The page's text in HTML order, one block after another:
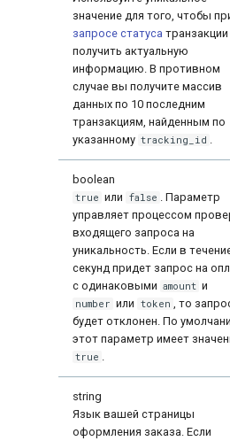
значение для того, чтобы
запросе статуса транзакции
получить актуальную
информацию. В противном
случае вы получите массив
данных по 10 последним
транзакциям, найденным по
указанному tracking_id
boolean
true или false
. Параметр
управляет процессом
входящего запроса на
уникальность. Если в
секунд придет запрос на
с одинаковыми amount и
number или token
, то
будет отклонен. По
этот параметр имеет
true
string
Язык вашей страницы
оформления заказа. Если